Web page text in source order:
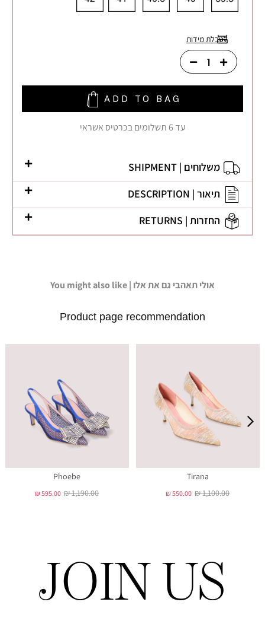
לטבלת מידות
ADD TO BAG
עד 6 תשלומים בכרטיס אשראי
משלוחים | SHIPMENT
תיאור | DESCRIPTION
החזרות | RETURNS
You might also like | אולי תאהבי גם את אלו
Product page recommendation
Phoebe
₪ 595.00 ₪ 1,190.00
Tirana
₪ 550.00 ₪ 1,100.00
JOIN US